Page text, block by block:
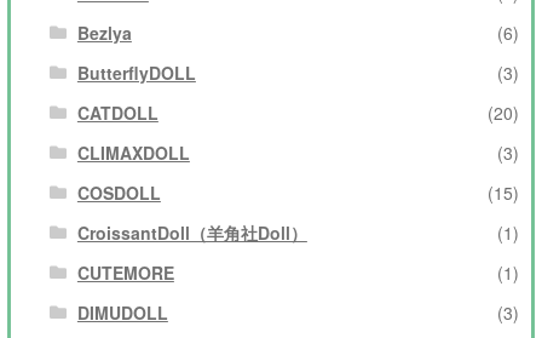
Bezlya
(6)
ButterflyDOLL
(3)
CATDOLL
(20)
CLIMAXDOLL
(3)
COSDOLL
(15)
CroissantDoll（羊角社Doll）
(1)
CUTEMORE
(1)
DIMUDOLL
(3)